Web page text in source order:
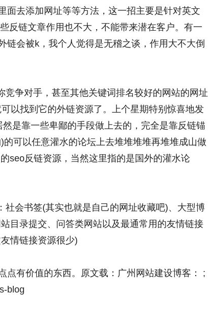
面去添加网址等等方法，这一招主要是针对英文
反链文章作用也不大，不能带来潜在客户。有一
链会被k，我个人觉得是无稽之谈，作用大不大倒
竞争对手，甚至其他关键词排名较好的网站的网址
以找到它的外链资源了。上个星期特别惊喜地发
是靠一些卑鄙的手段做上去的，完全是靠反链锚
可以任意灌水的论坛上去堆堆堆堆再堆堆成山做
seo反链资源，当然这里指的是国外的灌水论
社会书签(其实也就是自己的网址收藏吧)、大型博
目录提交、问答类网站以及最通常用的友情链接
情链接资源很少)
点有价值的东西。原文载：广州网站建设博客： ;
blog